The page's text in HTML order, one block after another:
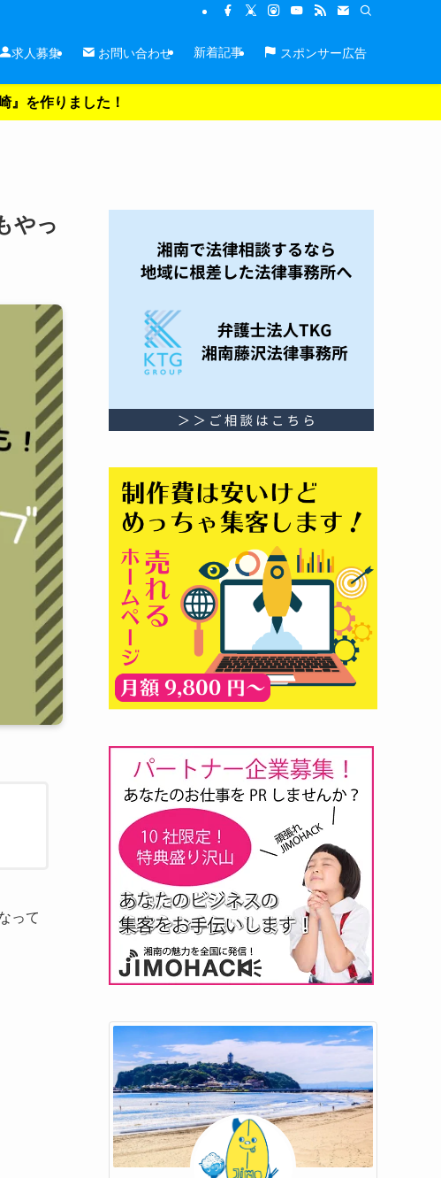
求人募集 お問い合わせ 新着記事 スポンサー広告
』を作りました！
やっ
って